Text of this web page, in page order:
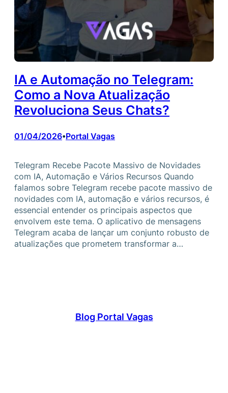
IA e Automação no Telegram:
Como a Nova Atualização
Revoluciona Seus Chats?
01/04/2026•Portal Vagas
Telegram Recebe Pacote Massivo de Novidades
com IA, Automação e Vários Recursos Quando
falamos sobre Telegram recebe pacote massivo de
novidades com IA, automação e vários recursos, é
essencial entender os principais aspectos que
envolvem este tema. O aplicativo de mensagens
Telegram acaba de lançar um conjunto robusto de
atualizações que prometem transformar a…
Blog Portal Vagas